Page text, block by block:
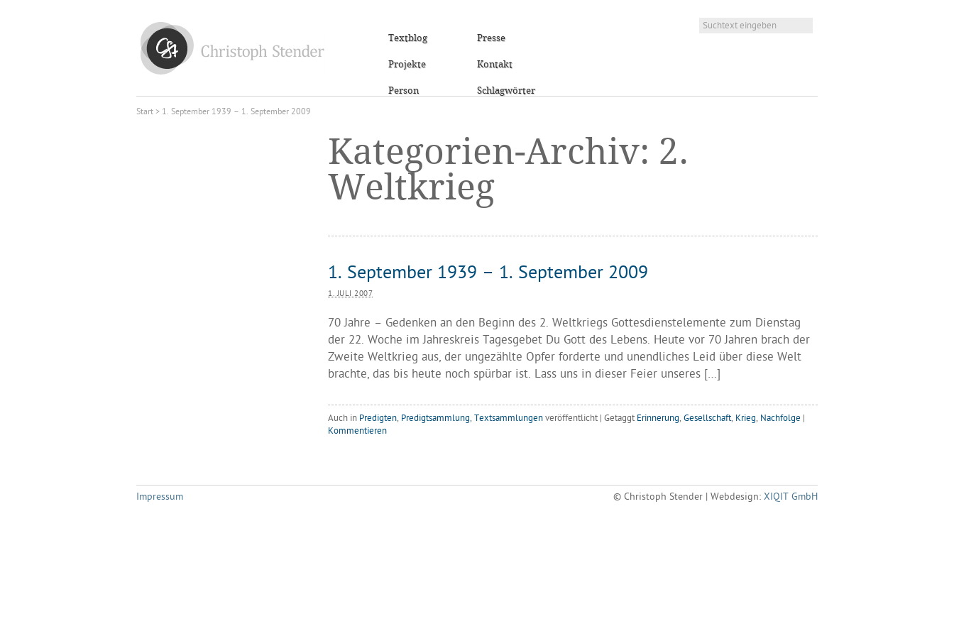
Textblog Presse
Projekte Kontakt
Person Schlagwörter
Start> 1. September 1939 – 1. September 2009
Kategorien-Archiv: 2.
Weltkrieg
1. September 1939 – 1. September 2009
1. JULI 2007
70 Jahre – Gedenken an den Beginn des 2. Weltkriegs Gottesdienstelemente zum Dienstag
der 22. Woche im Jahreskreis Tagesgebet Du Gott des Lebens. Heute vor 70 Jahren brach der
Zweite Weltkrieg aus, der ungezählte Opfer forderte und unendliches Leid über diese Welt
brachte, das bis heute noch spürbar ist. Lass uns in dieser Feier unseres […]
Auch in Predigten, Predigtsammlung, Textsammlungenveröffentlicht | Getaggt Erinnerung, Gesellschaft, Krieg, Nachfolge |
Kommentieren
© Christoph Stender | Webdesign: XIQIT GmbH
Impressum